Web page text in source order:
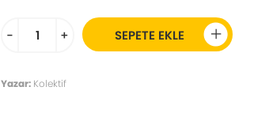
- + SEPETE EKLE
Yazar:Kolektif